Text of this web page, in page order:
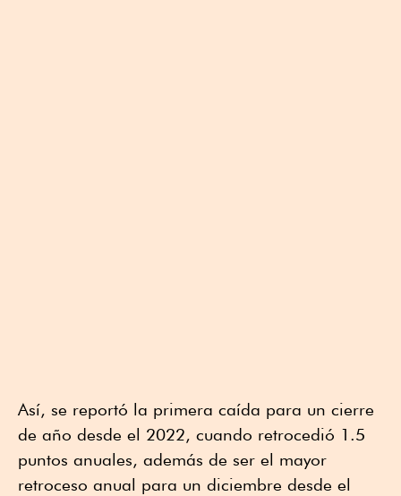
Así, se reportó la primera caída para un cierre
de año desde el 2022, cuando retrocedió 1.5
puntos anuales, además de ser el mayor
retroceso anual para un diciembre desde el